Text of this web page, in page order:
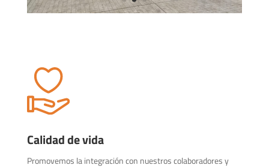
Calidad de vida
Promovemos la integración con nuestros colaboradores y